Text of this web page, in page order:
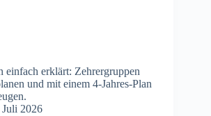
einfach erklärt: Zehrergruppen
und mit einem 4-Jahres-Plan
Juli 2026